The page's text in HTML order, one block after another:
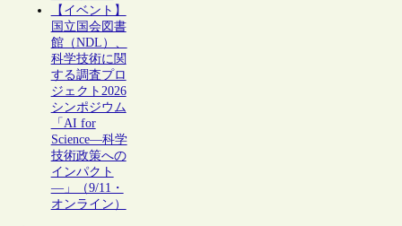
【イベント】
国立国会図書
館（NDL）、
科学技術に関
する調査プロ
ジェクト2026
シンポジウム
「AI for
Science―科学
技術政策への
インパクト
―」（9/11・
オンライン）